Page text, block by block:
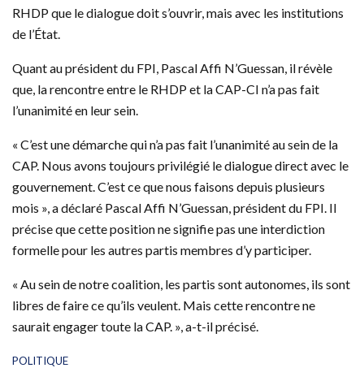
RHDP que le dialogue doit s’ouvrir, mais avec les institutions
de l’État.
Quant au président du FPI, Pascal Affi N’Guessan, il révèle
que, la rencontre entre le RHDP et la CAP-CI n’a pas fait
l’unanimité en leur sein.
« C’est une démarche qui n’a pas fait l’unanimité au sein de la
CAP. Nous avons toujours privilégié le dialogue direct avec le
gouvernement. C’est ce que nous faisons depuis plusieurs
mois », a déclaré Pascal Affi N’Guessan, président du FPI. Il
précise que cette position ne signifie pas une interdiction
formelle pour les autres partis membres d’y participer.
« Au sein de notre coalition, les partis sont autonomes, ils sont
libres de faire ce qu’ils veulent. Mais cette rencontre ne
saurait engager toute la CAP. », a-t-il précisé.
C
POLITIQUE